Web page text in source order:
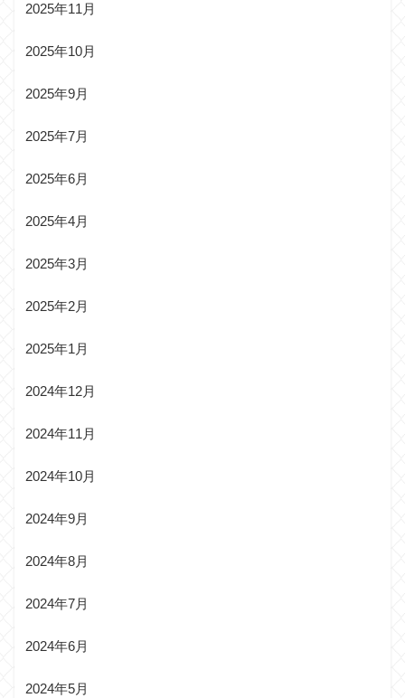
2025年11月
2025年10月
2025年9月
2025年7月
2025年6月
2025年4月
2025年3月
2025年2月
2025年1月
2024年12月
2024年11月
2024年10月
2024年9月
2024年8月
2024年7月
2024年6月
2024年5月